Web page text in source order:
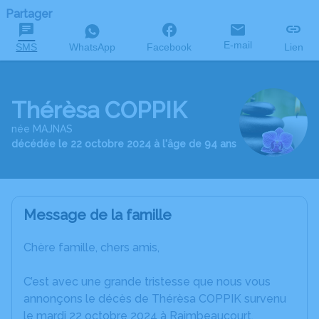
Partager
SMS WhatsApp Facebook E-mail Lien
Thérèsa COPPIK
née MAJNAS
décédée le 22 octobre 2024 à l'âge de 94 ans
Message de la famille
Chère famille, chers amis,
C’est avec une grande tristesse que nous vous
annonçons le décès de Thérèsa COPPIK survenu
le mardi 22 octobre 2024 à Raimbeaucourt.